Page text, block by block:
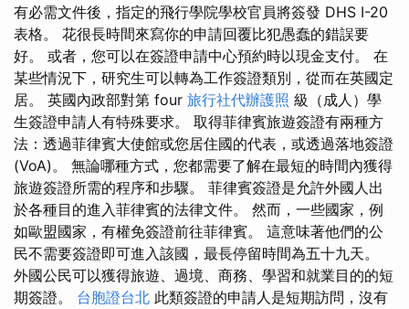
有必需文件後，指定的飛行學院學校官員將簽發 DHS I-20
表格。 花很長時間來寫你的申請回覆比犯愚蠢的錯誤要
好。 或者，您可以在簽證申請中心預約時以現金支付。 在
某些情況下，研究生可以轉為工作簽證類別，從而在英國定
居。 英國內政部對第 four 旅行社代辦護照 級（成人）學
生簽證申請人有特殊要求。 取得菲律賓旅遊簽證有兩種方
法：透過菲律賓大使館或您居住國的代表，或透過落地簽證
(VoA)。 無論哪種方式，您都需要了解在最短的時間內獲得
旅遊簽證所需的程序和步驟。 菲律賓簽證是允許外國人出
於各種目的進入菲律賓的法律文件。 然而，一些國家，例
如歐盟國家，有權免簽證前往菲律賓。 這意味著他們的公
民不需要簽證即可進入該國，最長停留時間為五十九天。
外國公民可以獲得旅遊、過境、商務、學習和就業目的的短
期簽證。 台胞證台北 此類簽證的申請人是短期訪問，沒有